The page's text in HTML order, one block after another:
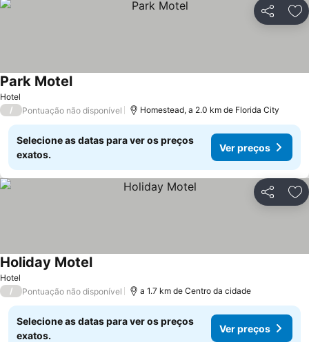
Partilhar
Hotel
Park MotelVer preços
/ Pontuação não disponível Homestead, a 2.0 km de Florida City
Selecione as datas para ver os preços
exatos.
Ver preços
Partilhar
Hotel
Holiday MotelVer preços
/ Pontuação não disponível a 1.7 km de Centro da cidade
Selecione as datas para ver os preços
exatos.
Ver preços